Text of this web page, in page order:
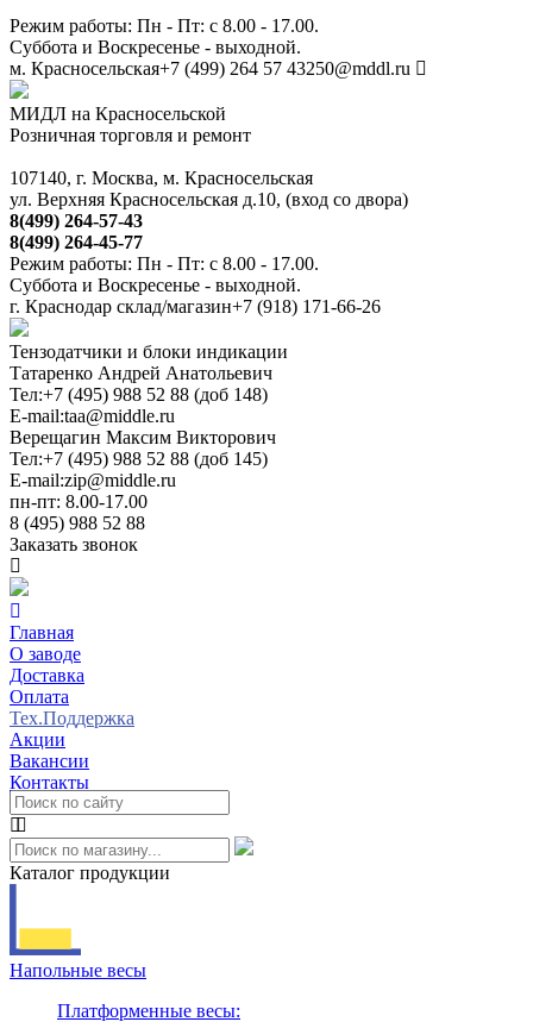
Режим работы: Пн - Пт: с 8.00 - 17.00.
Суббота и Воскресенье - выходной.
м. Красносельская+7 (499) 264 57 43250@mddl.ru
МИДЛ на Красносельской
Розничная торговля и ремонт
107140, г. Москва, м. Красносельская
ул. Верхняя Красносельская д.10, (вход со двора)
8(499) 264-57-43
8(499) 264-45-77
Режим работы: Пн - Пт: с 8.00 - 17.00.
Суббота и Воскресенье - выходной.
г. Краснодар склад/магазин+7 (918) 171-66-26
Тензодатчики и блоки индикации
Татаренко Андрей Анатольевич
Тел:+7 (495) 988 52 88 (доб 148)
E-mail:taa@middle.ru
Верещагин Максим Викторович
Тел:+7 (495) 988 52 88 (доб 145)
E-mail:zip@middle.ru
пн-пт: 8.00-17.00
8 (495) 988 52 88
Заказать звонок
Главная
О заводе
Доставка
Оплата
Тех.Поддержка
Акции
Вакансии
Контакты
Каталог продукции
Напольные весы
Платформенные весы: